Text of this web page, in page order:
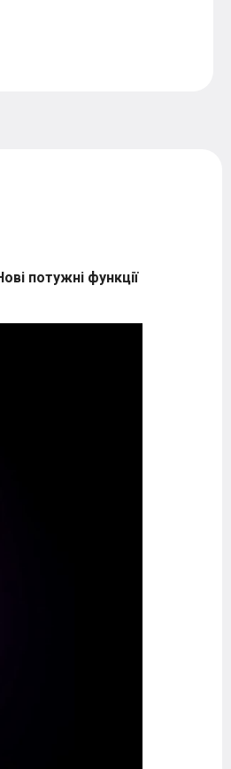
потужні функції